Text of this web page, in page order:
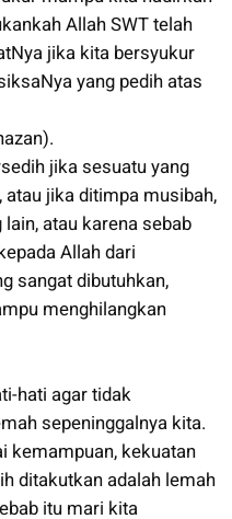
Allah SWT telah
jika kita bersyukur
yang pedih atas
jika sesuatu yang
jika ditimpa musibah,
atau karena sebab
Allah dari
sangat dibutuhkan,
menghilangkan
hati agar tidak
sepeninggalnya kita.
kemampuan, kekuatan
ditakutkan adalah lemah
itu mari kita